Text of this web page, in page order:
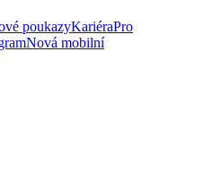
poukazyKariéraPro
Nová mobilní